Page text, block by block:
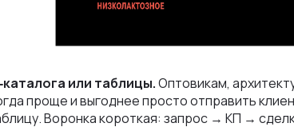
или таблицы.Оптовикам,
проще и выгоднее просто отправить
Воронка короткая: запрос → КП →